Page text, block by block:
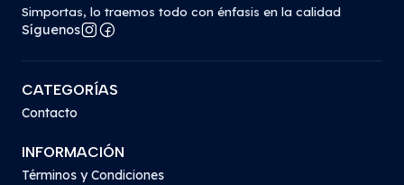
Simportas, lo traemos todo con énfasis en la calidad
Síguenos
CATEGORÍAS
Contacto
INFORMACIÓN
Términos y Condiciones